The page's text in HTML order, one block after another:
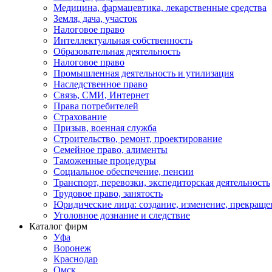
Медицина, фармацевтика, лекарственные средства
Земля, дача, участок
Налоговое право
Интеллектуальная собственность
Образовательная деятельность
Налоговое право
Промышленная деятельность и утилизация
Наследственное право
Связь, СМИ, Интернет
Права потребителей
Страхование
Призыв, военная служба
Строительство, ремонт, проектирование
Семейное право, алименты
Таможенные процедуры
Социальное обеспечение, пенсии
Транспорт, перевозки, экспедиторская деятельность
Трудовое право, занятость
Юридические лица: создание, изменение,
Уголовное дознание и следствие
Каталог фирм
Уфа
Воронеж
Краснодар
Омск